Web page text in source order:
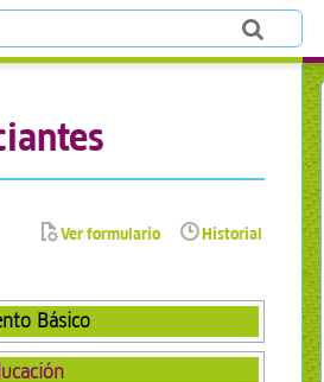
Ver formulario Historial
Básico